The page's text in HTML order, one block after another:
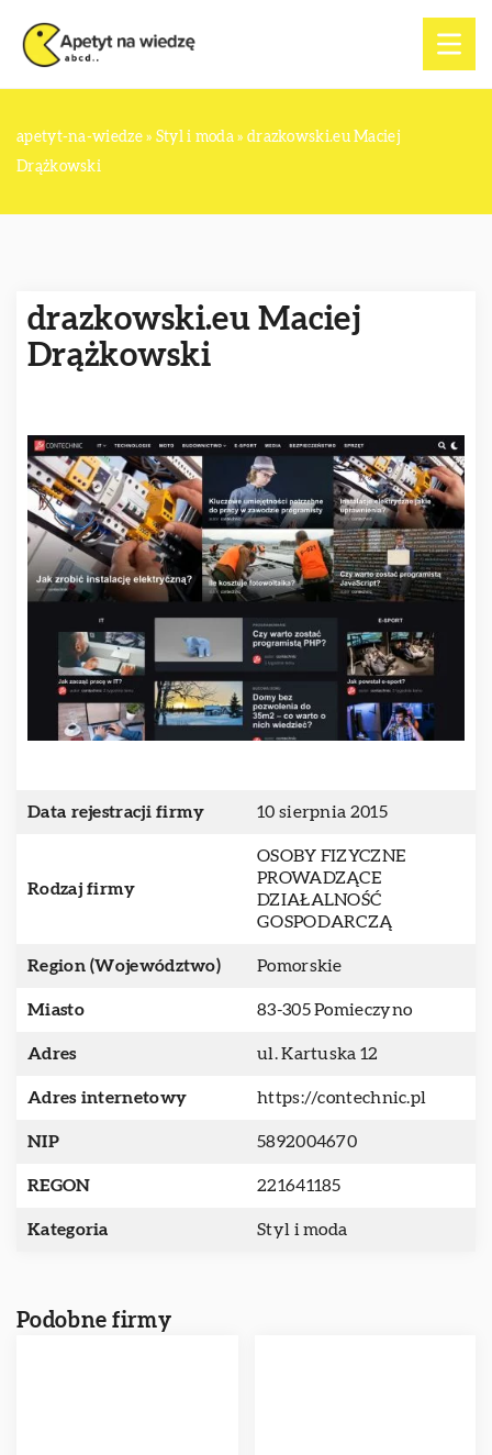
apetyt-na-wiedze» Styl i moda » drazkowski.eu Maciej
Drążkowski
drazkowski.eu Maciej
Drążkowski
Data rejestracji firmy 10 sierpnia 2015
Rodzaj firmy
OSOBY FIZYCZNE
PROWADZĄCE
DZIAŁALNOŚĆ
GOSPODARCZĄ
Region (Województwo) Pomorskie
Miasto 83-305 Pomieczyno
Adres ul. Kartuska 12
Adres internetowy https://contechnic.pl
NIP 5892004670
REGON 221641185
Kategoria Styl i moda
Podobne firmy